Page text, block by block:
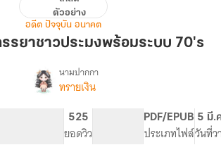
น
ตัวอย่าง
อดีต ปัจจุบัน อนาคต
รรยาชาวประมงพร้อมระบบ 70's
เรื่อง
ใหม่
เป็น
ภรรยา
นามปากกา
ทรายเงิน
525
ยอดวิว
PDF/EPUB
ประเภทไฟล์
5 มี.
วันที่ว